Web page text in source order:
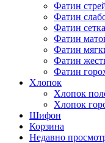
Фатин
Фатин
Фатин сетка
Фатин
Фатин
Фатин
Фатин
Хлопок
Хлопок
Хлопок
Шифон
Корзина
Недавно